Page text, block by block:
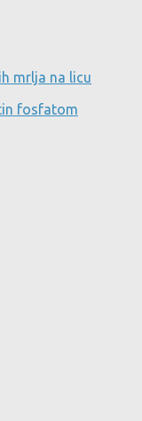
mrlja na licu
fosfatom